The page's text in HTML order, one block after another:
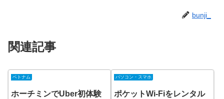
bunji_
関連記事
ベトナム
ホーチミンでUber初体験
パソコン・スマホ
ポケットWi-Fiをレンタル